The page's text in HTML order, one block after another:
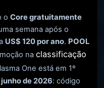
o Core gratuitamente
semana após o
US$ 120 por ano. POOL
na classificação
One está em 1º
de 2026: código